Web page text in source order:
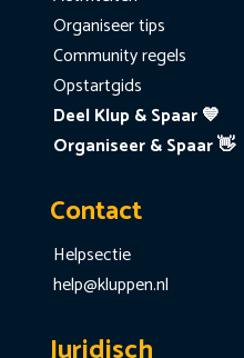
Organiseer tips
Community regels
Opstartgids
Deel Klup & Spaar 💙
Organiseer & Spaar 👋
Contact
Helpsectie
help@kluppen.nl